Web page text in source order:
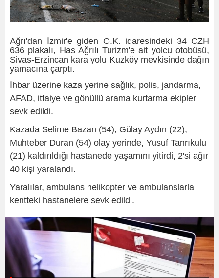
Ağrı'dan İzmir'e giden O.K. idaresindeki 34 CZH
636 plakalı, Has Ağrılı Turizm'e ait yolcu otobüsü,
Sivas-Erzincan kara yolu Kuzköy mevkisinde dağın
yamacına çarptı.
İhbar üzerine kaza yerine sağlık, polis, jandarma,
AFAD, itfaiye ve gönüllü arama kurtarma ekipleri
sevk edildi.
Kazada Selime Bazan (54), Gülay Aydın (22),
Muhteber Duran (54) olay yerinde, Yusuf Tanrıkulu
(21) kaldırıldığı hastanede yaşamını yitirdi, 2'si ağır
40 kişi yaralandı.
Yaralılar, ambulans helikopter ve ambulanslarla
kentteki hastanelere sevk edildi.